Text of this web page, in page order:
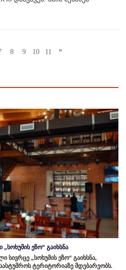
8 9 10 11 »
ეზო“ გაიხსნა
„სოხუმის ეზო“ გაიხსნა,
ტერიტორიაზე მდებარეობს.